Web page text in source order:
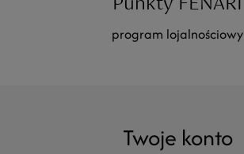
program lojalnościowy
Twoje konto